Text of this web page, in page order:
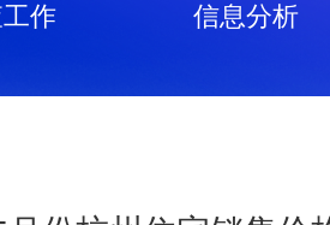
作 信息分析